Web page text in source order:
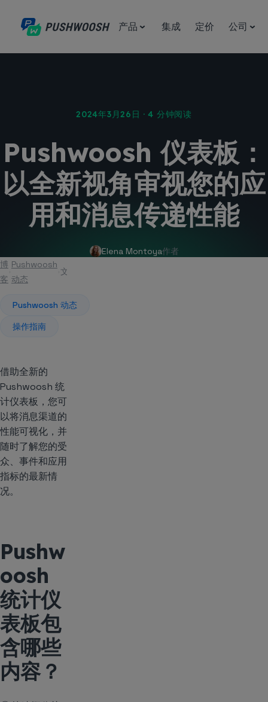
产品 集成 定价 公司
2024年3月26日 · 4 分钟阅读
Pushwoosh 仪表板：
以全新视角审视您的应
用和消息传递性能
Elena Montoya作者
博
客
Pushwoosh
动态
Pushwoosh 动态
操作指南
借助全新的
Pushwoosh 统
计仪表板，您可
以将消息渠道的
性能可视化，并
随时了解您的受
众、事件和应用
指标的最新情
况。
Pushw
oosh
统计仪
表板包
含哪些
内容？